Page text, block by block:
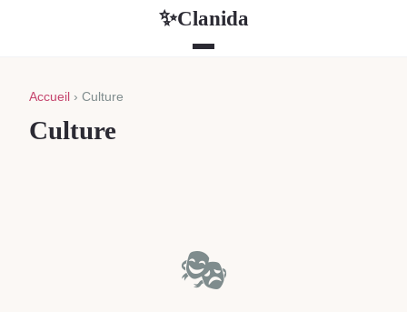
✨Clanida
Accueil › Culture
Culture
🎭